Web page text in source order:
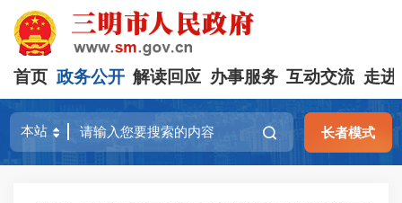
首页 政务公开 解读回应 办事服务 互动交流 走进
长者模式